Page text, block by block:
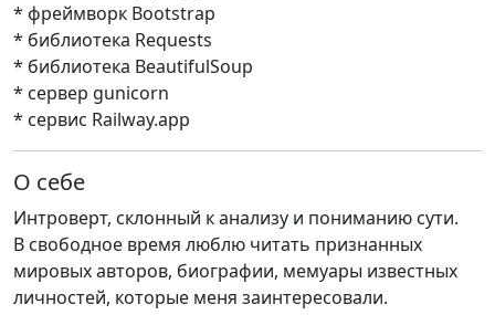
* фреймворк Bootstrap
* библиотека Requests
* библиотека BeautifulSoup
* сервер gunicorn
* сервис Railway.app
О себе
Интроверт, склонный к анализу и пониманию сути.
В свободное время люблю читать признанных
мировых авторов, биографии, мемуары известных
личностей, которые меня заинтересовали.